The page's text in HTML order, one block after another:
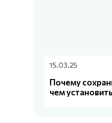
15.03.25
Почему
чем